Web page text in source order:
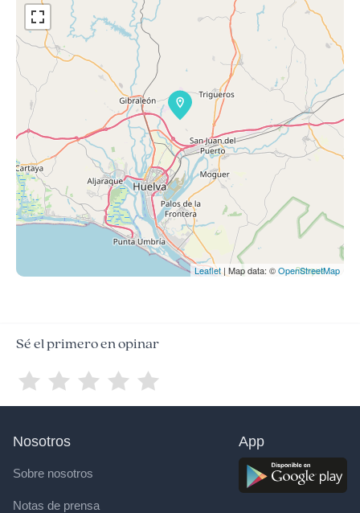
Leaflet| Map data: ©OpenStreetMap
Sé el primero en opinar
Nosotros
Sobre nosotros
Notas de prensa
App